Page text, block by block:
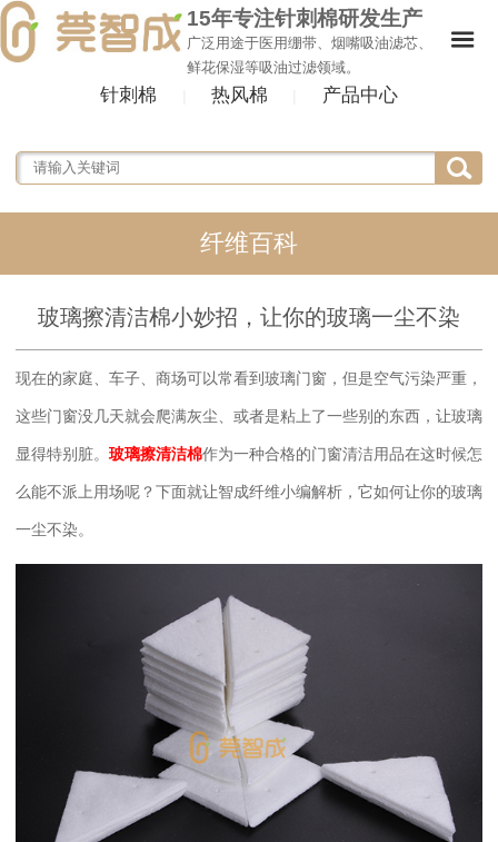
15年专注针刺棉研发生产
广泛用途于医用绷带、烟嘴吸油滤芯、
鲜花保湿等吸油过滤领域。
针刺棉 热风棉 产品中心
纤维百科
玻璃擦清洁棉小妙招，让你的玻璃一尘不染
现在的家庭、车子、商场可以常看到玻璃门窗，但是空气污染严重，
这些门窗没几天就会爬满灰尘、或者是粘上了一些别的东西，让玻璃
显得特别脏。 玻璃擦清洁棉作为一种合格的门窗清洁用品在这时候怎
么能不派上用场呢？下面就让智成纤维小编解析，它如何让你的玻璃
一尘不染。